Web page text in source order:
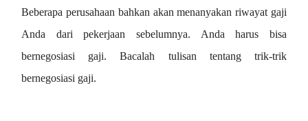
Beberapa perusahaan bahkan akan menanyakan riwayat gaji
Anda dari pekerjaan sebelumnya. Anda harus bisa
bernegosiasi gaji. Bacalah tulisan tentang trik-trik
bernegosiasi gaji.